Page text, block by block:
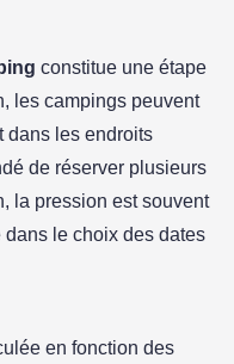
constitue une étape
les campings peuvent
dans les endroits
de réserver plusieurs
la pression est souvent
le choix des dates
en fonction des